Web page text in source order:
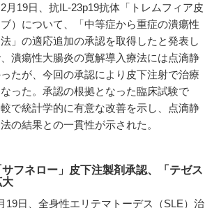
月19日、抗IL-23p19抗体「トレムフィア皮
）について、「中等症から重症の潰瘍性
」の適応追加の承認を取得したと発表し
潰瘍性大腸炎の寛解導入療法には点滴静
たが、今回の承認により皮下注射で治療
った。承認の根拠となった臨床試験で
で統計学的に有意な改善を示し、点滴静
の結果との一貫性が示された。
フネロー」皮下注製剤承認、「テゼス
大
19日、全身性エリテマトーデス（SLE）治